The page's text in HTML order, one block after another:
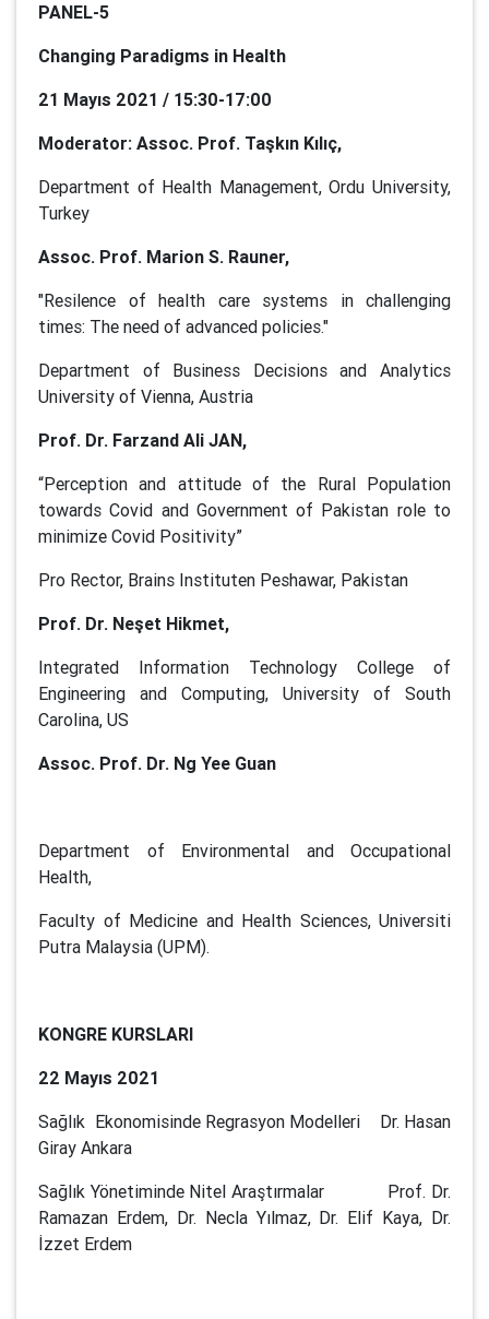
PANEL-5
Changing Paradigms in Health
21 Mayıs 2021 / 15:30-17:00
Moderator: Assoc. Prof. Taşkın Kılıç,
Department of Health Management, Ordu University,
Turkey
Assoc. Prof. Marion S. Rauner,
"Resilence of health care systems in challenging
times: The need of advanced policies."
Department of Business Decisions and Analytics
University of Vienna, Austria
Prof. Dr. Farzand Ali JAN,
“Perception and attitude of the Rural Population
towards Covid and Government of Pakistan role to
minimize Covid Positivity”
Pro Rector, Brains Instituten Peshawar, Pakistan
Prof. Dr. Neşet Hikmet,
Integrated Information Technology College of
Engineering and Computing, University of South
Carolina, US
Assoc. Prof. Dr. Ng Yee Guan
Department of Environmental and Occupational
Health,
Faculty of Medicine and Health Sciences, Universiti
Putra Malaysia (UPM).
KONGRE KURSLARI
22 Mayıs 2021
Sağlık Ekonomisinde Regrasyon Modelleri Dr. Hasan
Giray Ankara
Sağlık Yönetiminde Nitel Araştırmalar Prof. Dr.
Ramazan Erdem, Dr. Necla Yılmaz, Dr. Elif Kaya, Dr.
İzzet Erdem